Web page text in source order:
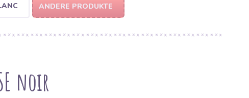
ANDERE PRODUKTE
noir